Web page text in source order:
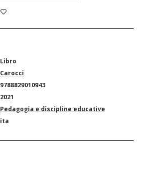
Libro
Carocci
9788829010943
2021
Pedagogia e discipline educative
ita